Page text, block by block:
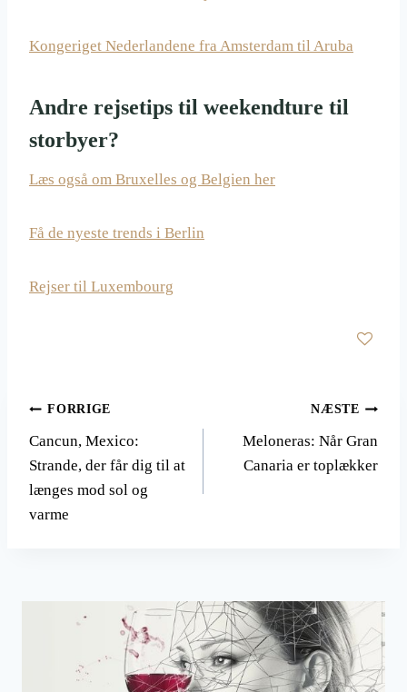
Kongeriget Nederlandene fra Amsterdam til Aruba
Andre rejsetips til weekendture til
storbyer?
Læs også om Bruxelles og Belgien her
Få de nyeste trends i Berlin
Rejser til Luxembourg
Indlægsnavigation
FORRIGE
Cancun, Mexico:
Strande, der får dig til at
længes mod sol og
varme
NÆSTE
Meloneras: Når Gran
Canaria er toplækker